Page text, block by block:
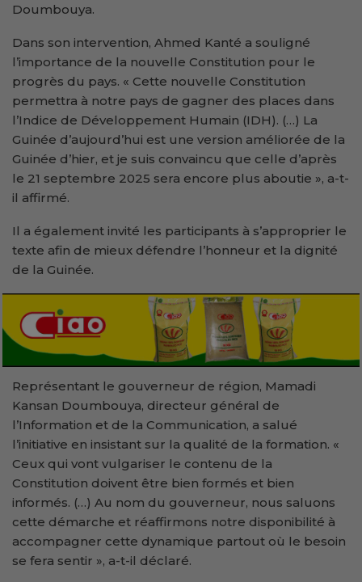
Doumbouya.
Dans son intervention, Ahmed Kanté a souligné
l’importance de la nouvelle Constitution pour le
progrès du pays. « Cette nouvelle Constitution
permettra à notre pays de gagner des places dans
l’Indice de Développement Humain (IDH). (…) La
Guinée d’aujourd’hui est une version améliorée de la
Guinée d’hier, et je suis convaincu que celle d’après
le 21 septembre 2025 sera encore plus aboutie », a-t-
il affirmé.
Il a également invité les participants à s’approprier le
texte afin de mieux défendre l’honneur et la dignité
de la Guinée.
Représentant le gouverneur de région, Mamadi
Kansan Doumbouya, directeur général de
l’Information et de la Communication, a salué
l’initiative en insistant sur la qualité de la formation. «
Ceux qui vont vulgariser le contenu de la
Constitution doivent être bien formés et bien
informés. (…) Au nom du gouverneur, nous saluons
cette démarche et réaffirmons notre disponibilité à
accompagner cette dynamique partout où le besoin
se fera sentir », a-t-il déclaré.